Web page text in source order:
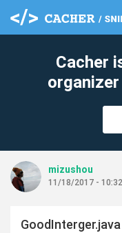
Cacher
mizushou
11/18/2017 -
GoodInterger.java